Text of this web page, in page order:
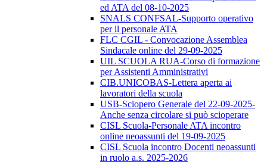
ed ATA del 08-10-2025
SNALS CONFSAL-Supporto operativo
per il personale ATA
FLC CGIL - Convocazione Assemblea
Sindacale online del 29-09-2025
UIL SCUOLA RUA-Corso di formazione
per Assistenti Amministrativi
CIB.UNICOBAS-Lettera aperta ai
lavoratori della scuola
USB-Sciopero Generale del 22-09-2025-
Anche senza circolare si può scioperare
CISL Scuola-Personale ATA incontro
online neoassunti del 19-09-2025
CISL Scuola incontro Docenti neoassunti
in ruolo a.s. 2025-2026